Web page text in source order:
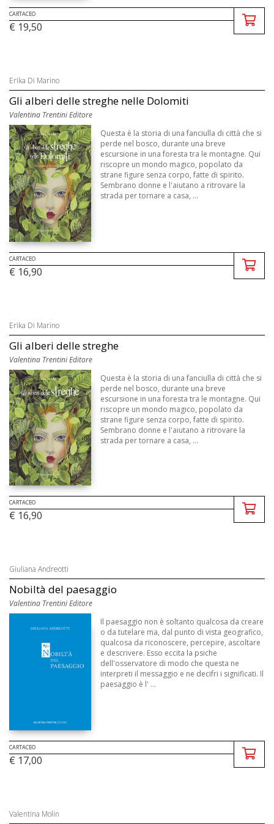
CARTACEO
€ 19,50
Erika Di Marino
Gli alberi delle streghe nelle Dolomiti
Valentina Trentini Editore
Questa è la storia di una fanciulla di città che si
perde nel bosco, durante una breve
escursione in una foresta tra le montagne. Qui
riscopre un mondo magico, popolato da
strane figure senza corpo, fatte di spirito.
Sembrano donne e l'aiutano a ritrovare la
strada per tornare a casa, ...
CARTACEO
€ 16,90
Erika Di Marino
Gli alberi delle streghe
Valentina Trentini Editore
Questa è la storia di una fanciulla di città che si
perde nel bosco, durante una breve
escursione in una foresta tra le montagne. Qui
riscopre un mondo magico, popolato da
strane figure senza corpo, fatte di spirito.
Sembrano donne e l'aiutano a ritrovare la
strada per tornare a casa, ...
CARTACEO
€ 16,90
Giuliana Andreotti
Nobiltà del paesaggio
Valentina Trentini Editore
Il paesaggio non è soltanto qualcosa da creare
o da tutelare ma, dal punto di vista geografico,
qualcosa da riconoscere, percepire, ascoltare
e descrivere. Esso eccita la psiche
dell'osservatore di modo che questa ne
interpreti il messaggio e ne decifri i significati. Il
paesaggio è l' ...
CARTACEO
€ 17,00
Valentina Molin